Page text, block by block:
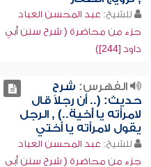
للشيخ: عبد المحسن العباد
جزء من محاضرة ( شرح سنن أبي
داود [244])
الفهرس: شرح
حديث: (.. أن رجلاً قال
لامرأته يا أُخية..) , الرجل
يقول لامرأته يا أختي
للشيخ: عبد المحسن العباد
جزء من محاضرة ( شرح سنن أبي